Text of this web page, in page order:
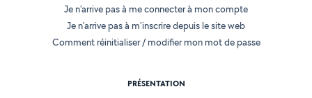
Je n'arrive pas à me connecter à mon compte
Je n'arrive pas à m'inscrire depuis le site web
Comment réinitialiser / modifier mon mot de passe
PRÉSENTATION